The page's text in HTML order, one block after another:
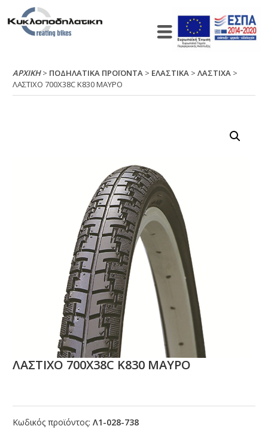
ΑΡΧΙΚΉ> ΠΟΔΗΛΑΤΙΚΑ ΠΡΟΪΟΝΤΑ > ΕΛΑΣΤΙΚΑ >ΛΑΣΤΙΧΑ >
ΛΑΣΤΙΧΟ 700Χ38C Κ830 ΜΑΥΡΟ
ΛΑΣΤΙΧΟ 700Χ38C Κ830 ΜΑΥΡΟ
Κωδικός προϊόντος:Λ1-028-738